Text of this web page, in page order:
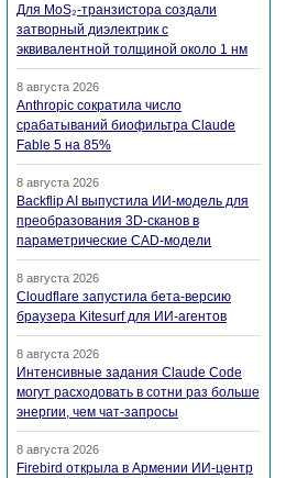
Для MoS₂-транзистора создали
затворный диэлектрик с
эквивалентной толщиной около 1 нм
8 августа 2026
Anthropic сократила число
срабатываний биофильтра Claude
Fable 5 на 85%
8 августа 2026
Backflip AI выпустила ИИ-модель для
преобразования 3D-сканов в
параметрические CAD-модели
8 августа 2026
Cloudflare запустила бета-версию
браузера Kitesurf для ИИ-агентов
8 августа 2026
Интенсивные задания Claude Code
могут расходовать в сотни раз больше
энергии, чем чат-запросы
8 августа 2026
Firebird открыла в Армении ИИ-центр